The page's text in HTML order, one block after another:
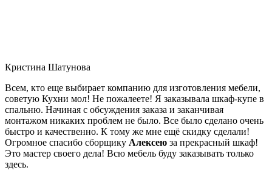
Кристина Шатунова
Всем, кто еще выбирает компанию для изготовления мебели,
советую Кухни мол! Не пожалеете! Я заказывала шкаф-купе в
спальню. Начиная с обсуждения заказа и заканчивая
монтажом никаких проблем не было. Все было сделано очень
быстро и качественно. К тому же мне ещё скидку сделали!
Огромное спасибо сборщику Алексею за прекрасный шкаф!
Это мастер своего дела! Всю мебель буду заказывать только
здесь.